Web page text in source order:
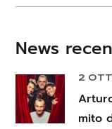
News
2
mito